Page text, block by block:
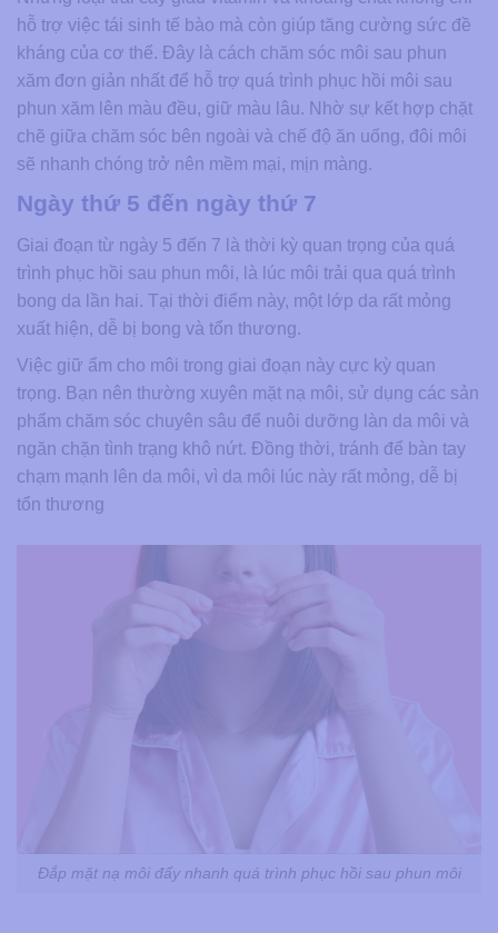
hỗ trợ việc tái sinh tế bào mà còn giúp tăng cường sức đề
kháng của cơ thể. Đây là cách chăm sóc môi sau phun
xăm đơn giản nhất để hỗ trợ quá trình phục hồi môi sau
phun xăm lên màu đều, giữ màu lâu. Nhờ sự kết hợp chặt
chẽ giữa chăm sóc bên ngoài và chế độ ăn uống, đôi môi
sẽ nhanh chóng trở nên mềm mại, mịn màng.
Ngày thứ 5 đến ngày thứ 7
Giai đoạn từ ngày 5 đến 7 là thời kỳ quan trọng của quá
trình phục hồi sau phun môi, là lúc môi trải qua quá trình
bong da lần hai. Tại thời điểm này, một lớp da rất mỏng
xuất hiện, dễ bị bong và tổn thương.
Việc giữ ẩm cho môi trong giai đoạn này cực kỳ quan
trọng. Bạn nên thường xuyên mặt nạ môi, sử dụng các sản
phẩm chăm sóc chuyên sâu để nuôi dưỡng làn da môi và
ngăn chặn tình trạng khô nứt. Đồng thời, tránh để bàn tay
chạm mạnh lên da môi, vì da môi lúc này rất mỏng, dễ bị
tổn thương
Đắp mặt nạ môi đẩy nhanh quá trình phục hồi sau phun môi